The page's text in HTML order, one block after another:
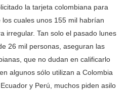
la tarjeta colombiana para
cuales unos 155 mil habrían
irregular. Tan solo el pasado lunes
26 mil personas, aseguran las
que no dudan en calificarlo
algunos sólo utilizan a Colombia
y Perú, muchos piden asilo